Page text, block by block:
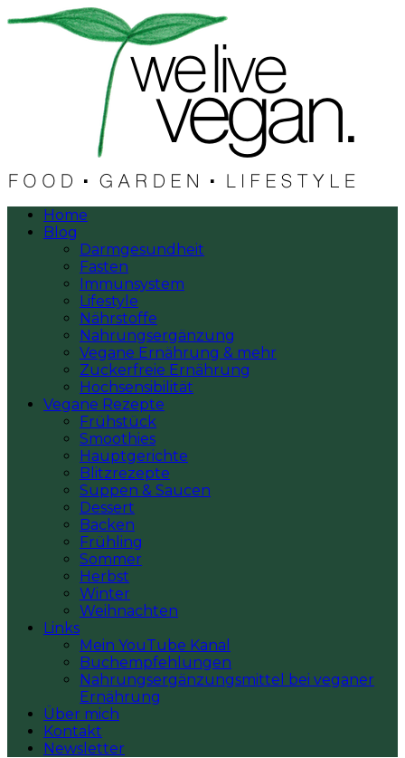
Home
Blog
Darmgesundheit
Fasten
Immunsystem
Lifestyle
Nährstoffe
Nahrungsergänzung
Vegane Ernährung & mehr
Zuckerfreie Ernährung
Hochsensibilität
Vegane Rezepte
Frühstück
Smoothies
Hauptgerichte
Blitzrezepte
Suppen & Saucen
Dessert
Backen
Frühling
Sommer
Herbst
Winter
Weihnachten
Links
Mein YouTube Kanal
Buchempfehlungen
Nahrungsergänzungsmittel bei veganer
Ernährung
Über mich
Kontakt
Newsletter